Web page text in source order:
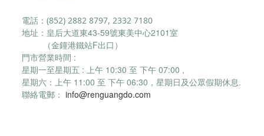
電話：(852) 2882 8797, 2332 7180
地址：皇后大道東43-59號東美中心2101室
（金鐘港鐵站F出口）
門市營業時間 :
星期一至星期五 : 上午 10:30 至 下午 07:00 ,
星期六： 上午 11:00 至 下午 06:30， 星期日及公眾假期休息.
聯絡電郵： info@renguangdo.com